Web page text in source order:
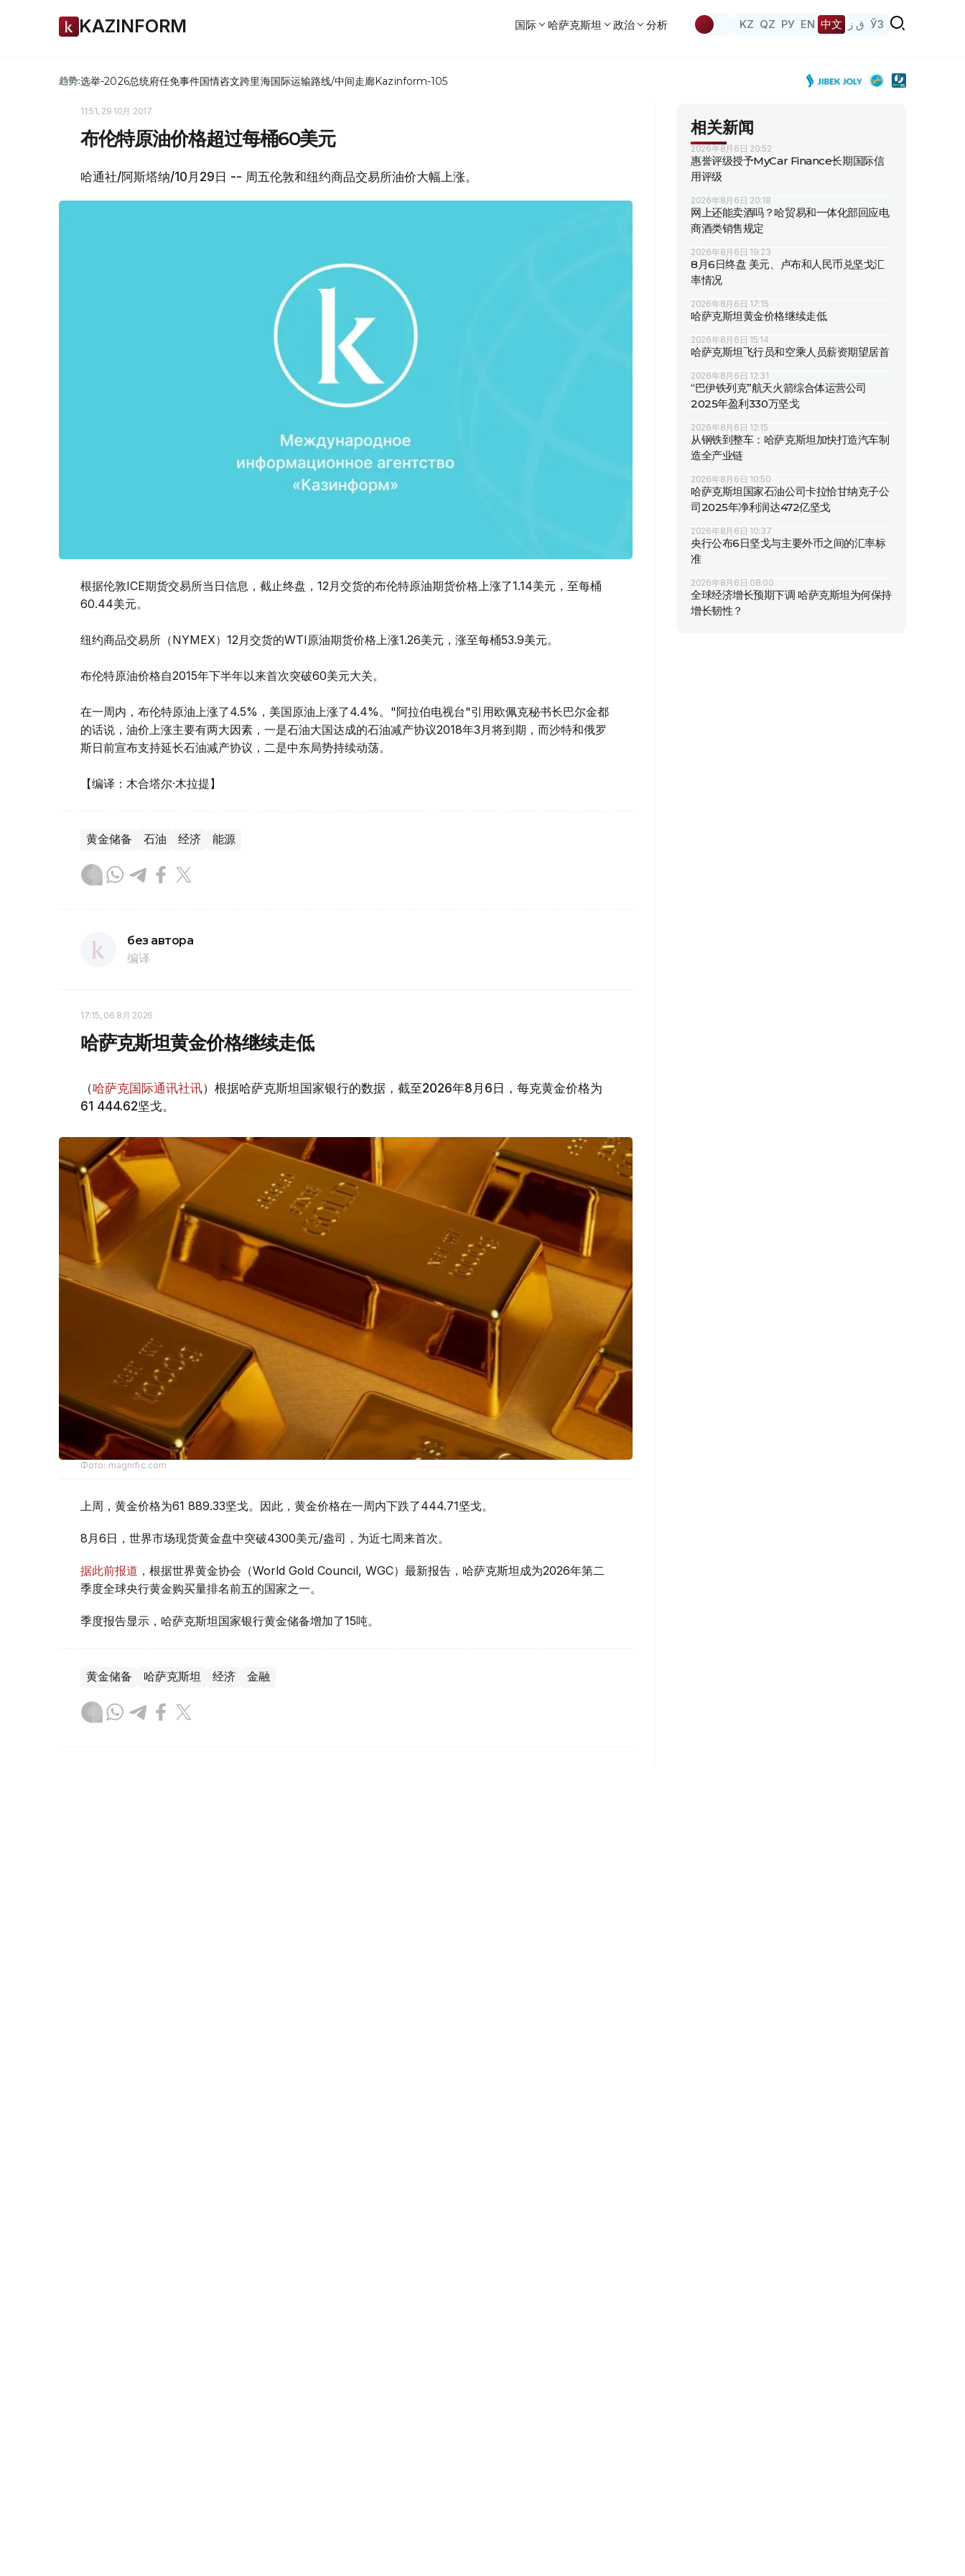
KAZINFORM 国际 哈萨克斯坦 政治 分析 KZ QZ РУ EN 中文 ق ز ЎЗ
趋势:选举-2026总统府任免事件国情咨文跨里海国际运输路线/中间走廊Kazinform-105
11:51, 29 10月 2017
布伦特原油价格超过每桶60美元
哈通社/阿斯塔纳/10月29日 -- 周五伦敦和纽约商品交易所油价大幅上涨。
根据伦敦ICE期货交易所当日信息，截止终盘，12月交货的布伦特原油期货价格上涨了1.14美元，至每桶
60.44美元。
纽约商品交易所（NYMEX）12月交货的WTI原油期货价格上涨1.26美元，涨至每桶53.9美元。
布伦特原油价格自2015年下半年以来首次突破60美元大关。
在一周内，布伦特原油上涨了4.5%，美国原油上涨了4.4%。"阿拉伯电视台"引用欧佩克秘书长巴尔金都
的话说，油价上涨主要有两大因素，一是石油大国达成的石油减产协议2018年3月将到期，而沙特和俄罗
斯日前宣布支持延长石油减产协议，二是中东局势持续动荡。
【编译：木合塔尔·木拉提】
黄金储备 石油 经济 能源
без автора
编译
17:15, 06 8月 2026
哈萨克斯坦黄金价格继续走低
（哈萨克国际通讯社讯）根据哈萨克斯坦国家银行的数据，截至2026年8月6日，每克黄金价格为
61 444.62坚戈。
Фото: magnific.com
上周，黄金价格为61 889.33坚戈。因此，黄金价格在一周内下跌了444.71坚戈。
8月6日，世界市场现货黄金盘中突破4300美元/盎司，为近七周来首次。
据此前报道 ，根据世界黄金协会（World Gold Council, WGC）最新报告，哈萨克斯坦成为2026年第二
季度全球央行黄金购买量排名前五的国家之一。
季度报告显示，哈萨克斯坦国家银行黄金储备增加了15吨。
黄金储备 哈萨克斯坦 经济 金融
相关新闻
2026年8月6日 20:52
惠誉评级授予MyCar Finance长期国际信
用评级
2026年8月6日 20:18
网上还能卖酒吗？哈贸易和一体化部回应电
商酒类销售规定
2026年8月6日 19:23
8月6日终盘 美元、卢布和人民币兑坚戈汇
率情况
2026年8月6日 17:15
哈萨克斯坦黄金价格继续走低
2026年8月6日 15:14
哈萨克斯坦飞行员和空乘人员薪资期望居首
2026年8月6日 12:31
“巴伊铁列克”航天火箭综合体运营公司
2025年盈利330万坚戈
2026年8月6日 12:15
从钢铁到整车：哈萨克斯坦加快打造汽车制
造全产业链
2026年8月6日 10:50
哈萨克斯坦国家石油公司卡拉恰甘纳克子公
司2025年净利润达472亿坚戈
2026年8月6日 10:37
央行公布6日坚戈与主要外币之间的汇率标
准
2026年8月6日 08:00
全球经济增长预期下调 哈萨克斯坦为何保持
增长韧性？